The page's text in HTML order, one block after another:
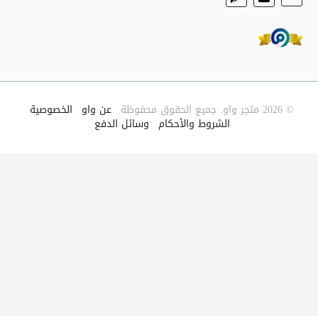
© 2026 متجر واو. جميع الحقوق محفوظة عن واو الخصوصية
الشروط والأحكام وسائل الدفع